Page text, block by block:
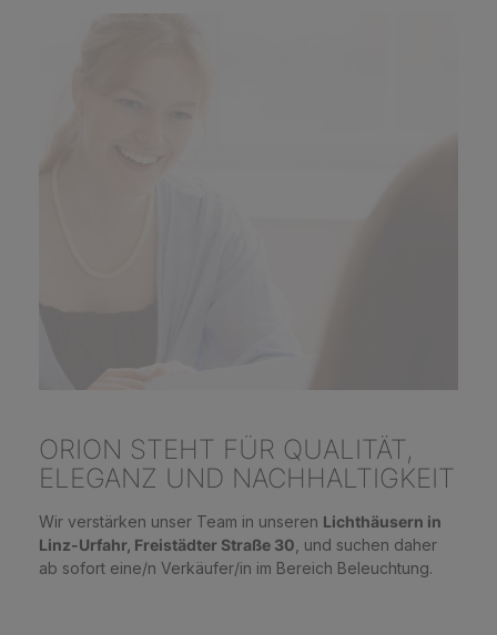
ORION STEHT FÜR QUALITÄT,
ELEGANZ UND NACHHALTIGKEIT
Wir verstärken unser Team in unseren Lichthäusern in
Linz-Urfahr, Freistädter Straße 30 , und suchen daher
ab sofort eine/n Verkäufer/in im Bereich Beleuchtung.